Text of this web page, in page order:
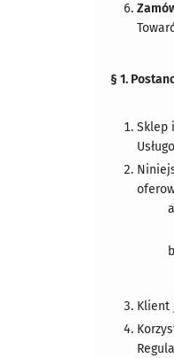
§ 1.
Sklep
Klient